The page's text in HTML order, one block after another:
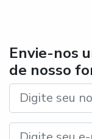
Envie-nos
de nosso